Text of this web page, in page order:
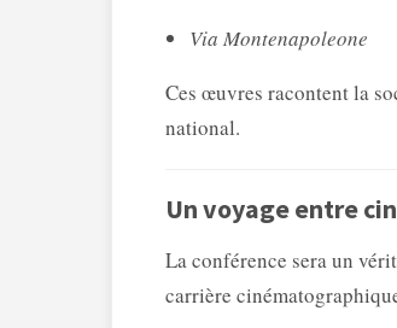
Via Montenapoleone
Ces œuvres racontent la
national.
Un voyage entre
La conférence sera un
carrière